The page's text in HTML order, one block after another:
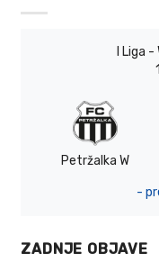
I Liga
Petržalka W
-
ZADNJE OBJAVE